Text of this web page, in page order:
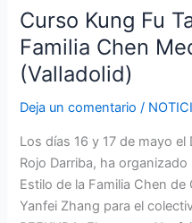
Curso Kung Fu
Familia Chen
(Valladolid)
Deja un comentario /
Los días 16 y 17 de mayo
Rojo Darriba, ha
Estilo de la Familia Chen
Yanfei Zhang para el
Fu
Taiji
Quan
Estilo
Familia
Medina
del
Campo
(Valladolid)